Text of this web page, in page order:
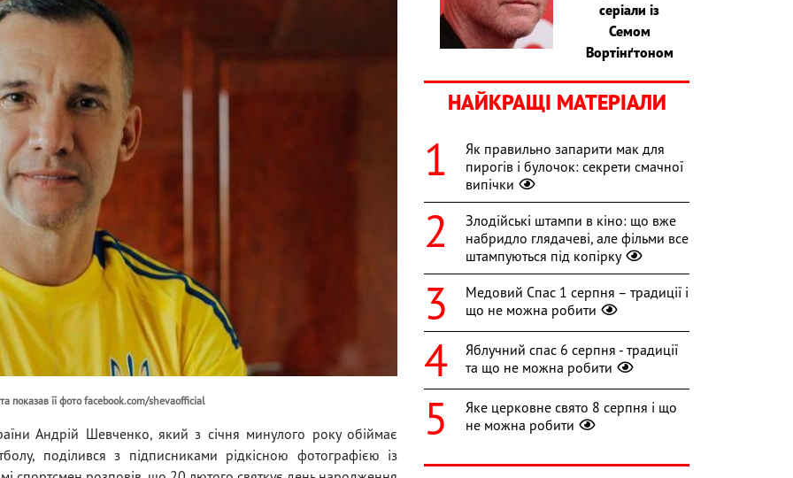
показав її фото facebook.com/shevaofficial
Андрій Шевченко, який з січня минулого року обіймає
поділився з підписниками рідкісною фотографією із
серіали із
Семом
Вортінґтоном
НАЙКРАЩІ МАТЕРІАЛИ
Як правильно запарити мак для
пирогів і булочок: секрети смачної
випічки
Злодійські штампи в кіно: що вже
набридло глядачеві, але фільми все
штампуються під копірку
Медовий Спас 1 серпня – традиції і
що не можна робити
Яблучний спас 6 серпня - традиції
та що не можна робити
Яке церковне свято 8 серпня і що
не можна робити